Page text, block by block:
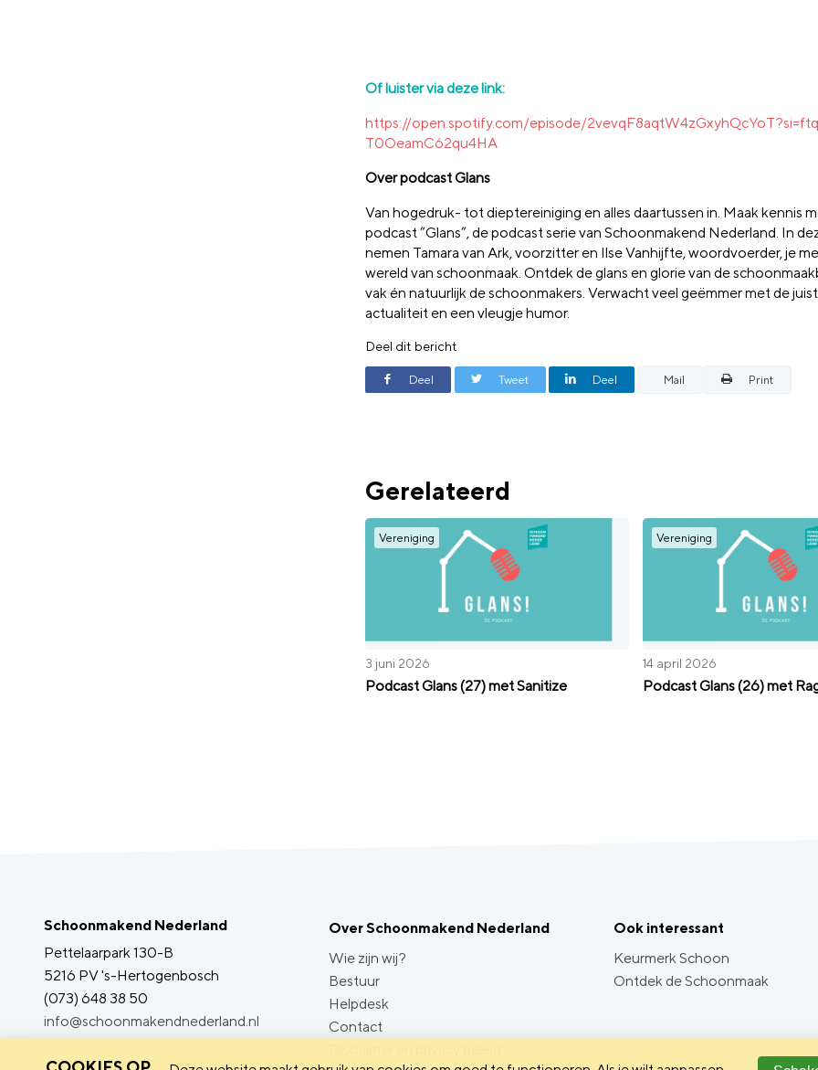
Of luister via deze link:
https://open.spotify.com/episode/
T0OeamC62qu4HA
Over podcast Glans
Van hogedruk- tot dieptereiniging en alles daartussen in. Maak kennis
podcast “Glans”, de podcast serie van Schoonmakend Nederland. In
nemen Tamara van Ark, voorzitter en Ilse Vanhijfte, woordvoerder, je
wereld van schoonmaak. Ontdek de glans en glorie van de
vak én natuurlijk de schoonmakers. Verwacht veel geëmmer met de
actualiteit en een vleugje humor.
Deel dit bericht
Deel Tweet Deel Mail Print
Gerelateerd
Vereniging
3 juni 2026
Podcast Glans (27) met Sanitize
Vereniging
14 april 2026
Podcast Glans (26) met
Schoonmakend Nederland
Pettelaarpark 130-B
5216 PV 's-Hertogenbosch
(073) 648 38 50
info@schoonmakendnederland.nl
Over Schoonmakend Nederland
Wie zijn wij?
Bestuur
Helpdesk
Contact
Ook interessant
Keurmerk Schoon
Ontdek de Schoonmaak